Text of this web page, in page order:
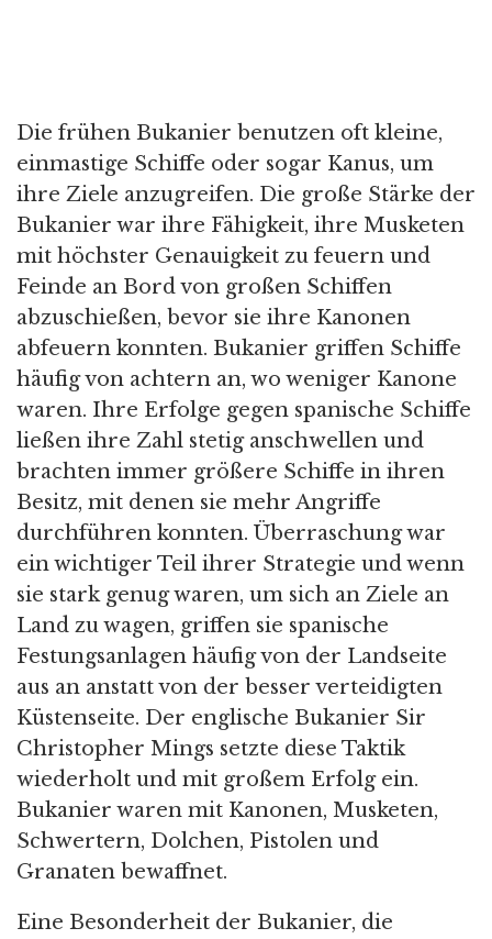
Die frühen Bukanier benutzen oft kleine,
einmastige Schiffe oder sogar Kanus, um
ihre Ziele anzugreifen. Die große Stärke der
Bukanier war ihre Fähigkeit, ihre Musketen
mit höchster Genauigkeit zu feuern und
Feinde an Bord von großen Schiffen
abzuschießen, bevor sie ihre Kanonen
abfeuern konnten. Bukanier griffen Schiffe
häufig von achtern an, wo weniger Kanone
waren. Ihre Erfolge gegen spanische Schiffe
ließen ihre Zahl stetig anschwellen und
brachten immer größere Schiffe in ihren
Besitz, mit denen sie mehr Angriffe
durchführen konnten. Überraschung war
ein wichtiger Teil ihrer Strategie und wenn
sie stark genug waren, um sich an Ziele an
Land zu wagen, griffen sie spanische
Festungsanlagen häufig von der Landseite
aus an anstatt von der besser verteidigten
Küstenseite. Der englische Bukanier Sir
Christopher Mings setzte diese Taktik
wiederholt und mit großem Erfolg ein.
Bukanier waren mit Kanonen, Musketen,
Schwertern, Dolchen, Pistolen und
Granaten bewaffnet.
Eine Besonderheit der Bukanier, die